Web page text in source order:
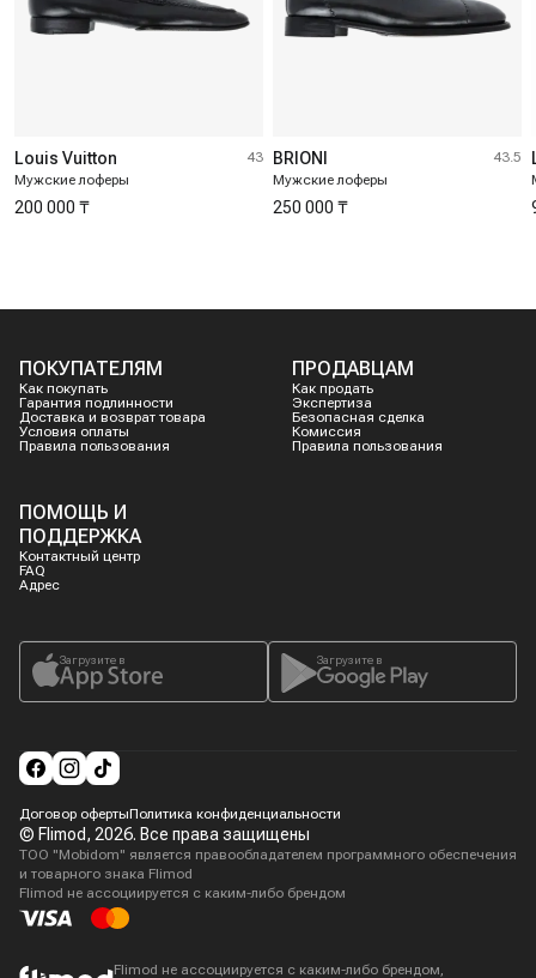
Louis Vuitton
Мужские лоферы
43
200 000 ₸
BRIONI
Мужские лоферы
43.5
250 000 ₸
ПОКУПАТЕЛЯМ
Как покупать
Гарантия подлинности
Доставка и возврат товара
Условия оплаты
Правила пользования
ПРОДАВЦАМ
Как продать
Экспертиза
Безопасная сделка
Комиссия
Правила пользования
ПОМОЩЬ И
ПОДДЕРЖКА
Контактный центр
FAQ
Адрес
Загрузите в Загрузите в
Договор офертыПолитика конфиденциальности
© Flimod, 2026. Все права защищены
ТОО "Mobidom" является правообладателем программного обеспечения
и товарного знака Flimod
Flimod не ассоциируется с каким-либо брендом
Flimod не ассоциируется с каким-либо брендом,